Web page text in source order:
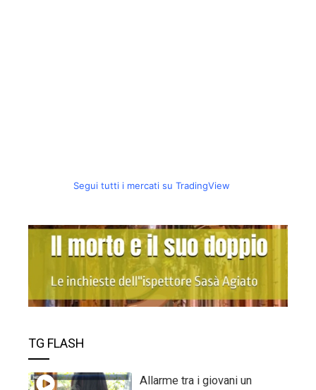
Segui tutti i mercati su TradingView
TG FLASH
Allarme tra i giovani un